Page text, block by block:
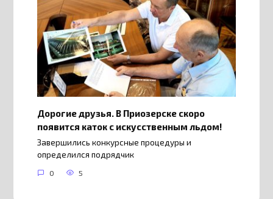
Дорогие друзья. В Приозерске скоро
появится каток с искусственным льдом!
Завершились конкурсные процедуры и
определился подрядчик
0 5